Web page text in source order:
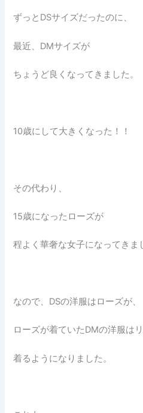
ずっとDSサイズだったのに、
最近、DMサイズが
ちょうど良くなってきました。
10歳にして大きくなった！！
その代わり、
15歳になったローズが
程よく華奢な女子になってきま
なので、DSの洋服はローズが、
ローズが着ていたDMの洋服は
着るようになりました。